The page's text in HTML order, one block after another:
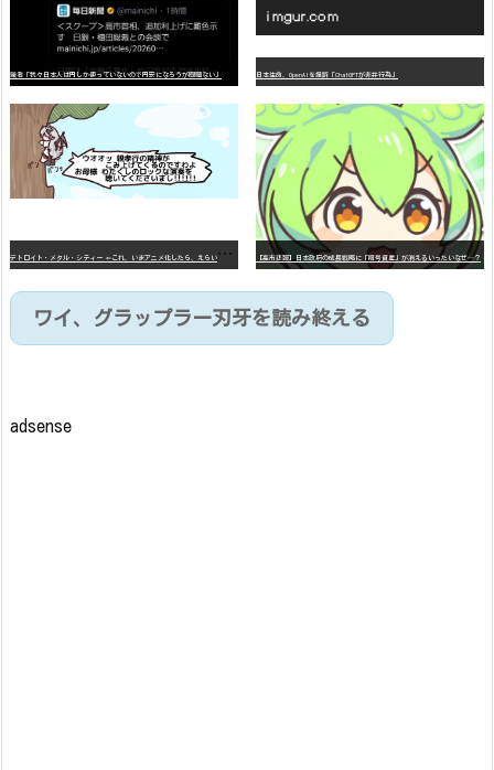
識者「我々日本人は円しか使っていないので円安になろうが問題ない」 日本生命、OpenAIを提訴「ChatGPTが非弁行為」
デ
トロイト・メタル・シティー ⇐これ、いまアニメ化したら、えらいことになってたよな？ 【高市悲報】日本政府の成長戦略に「暗号資産」が消えるいったいなぜ…？
ワイ、グラップラー刃牙を読み終える
adsense